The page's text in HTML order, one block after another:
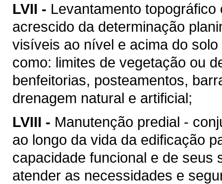
LVII - Levantamento
acrescido da determinação
visíveis ao nível e acima do
como: limites de vegetação ou
benfeitorias, posteamentos,
drenagem natural e artificial;
LVIII - Manutenção predial -
ao longo da vida da edificação
capacidade funcional e de seus
atender as necessidades e